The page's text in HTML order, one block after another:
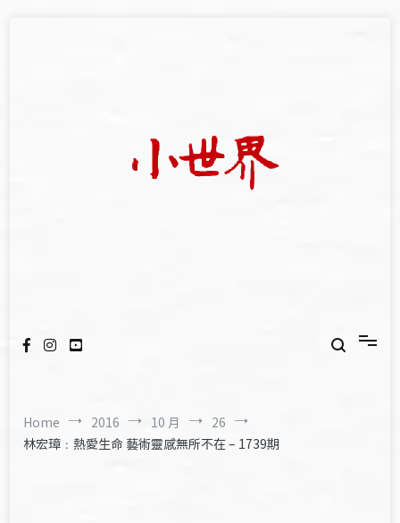
Home 2016 10 月
26
林宏璋﹕熱愛生命 藝術靈感無所不在 – 1739期